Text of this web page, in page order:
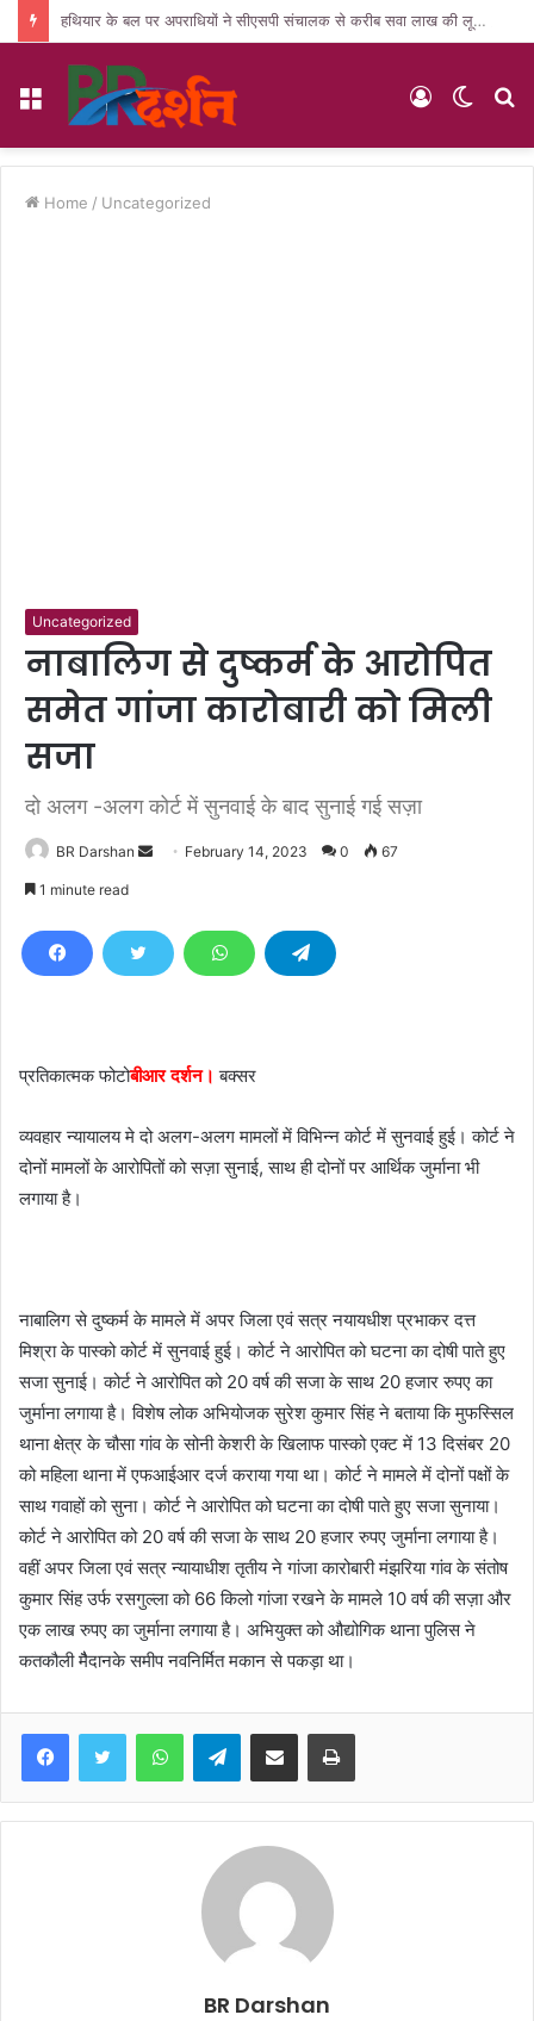
हथियार के बल पर अपराधियों ने सीएसपी संचालक से करीब सवा लाख की लूट, जांच में जुटी पुलिस
Menu
Switch
Log
Home / Uncategorized
Uncategorized
नाबालिग से दुष्कर्म के आरोपित
समेत गांजा कारोबारी को मिली
सजा
दो अलग -अलग कोर्ट में सुनवाई के बाद सुनाई गई सज़ा
BR Darshan
d
a
l
February 14, 2023 0 67
1 minute read
प्रतिकात्मक फोटोबीआर दर्शन। बक्सर
व्यवहार न्यायालय मे दो अलग-अलग मामलों में विभिन्न कोर्ट में सुनवाई हुई। कोर्ट ने
दोनों मामलों के आरोपितों को सज़ा सुनाई, साथ ही दोनों पर आर्थिक जुर्माना भी
लगाया है।
नाबालिग से दुष्कर्म के मामले में अपर जिला एवं सत्र नयायधीश प्रभाकर दत्त
मिश्रा के पास्को कोर्ट में सुनवाई हुई। कोर्ट ने आरोपित को घटना का दोषी पाते हुए
सजा सुनाई। कोर्ट ने आरोपित को 20 वर्ष की सजा के साथ 20 हजार रुपए का
जुर्माना लगाया है। विशेष लोक अभियोजक सुरेश कुमार सिंह ने बताया कि‌ मुफस्सिल
थाना क्षेत्र के चौसा गांव के सोनी केशरी के खिलाफ पास्को एक्ट में 13 दिसंबर 20
को महिला थाना में एफआईआर दर्ज कराया गया था। कोर्ट ने मामले में दोनों पक्षों के
साथ गवाहों को सुना। कोर्ट ने आरोपित को घटना का दोषी पाते हुए सजा सुनाया।
कोर्ट ने आरोपित को 20 वर्ष की सजा के साथ 20 हजार रुपए जुर्माना लगाया है।
वहीं अपर जिला एवं सत्र न्यायाधीश तृतीय ने गांजा कारोबारी मंझरिया गांव के संतोष
कुमार सिंह उर्फ रसगुल्ला को 66 किलो गांजा रखने के मामले 10 वर्ष की सज़ा और
एक लाख रुपए का जुर्माना लगाया है। अभियुक्त को औद्योगिक थाना पुलिस ने
कतकौली मैैदानके समीप नवनिर्मित मकान से पकड़ा था।
Telegram
BR Darshan